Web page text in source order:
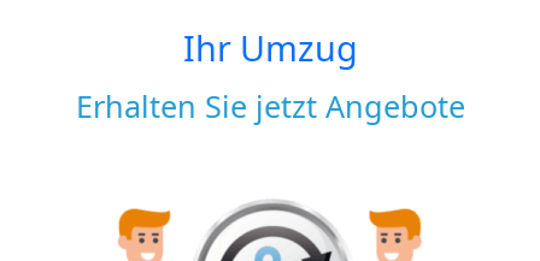
Ihr Umzug
Erhalten Sie jetzt Angebote